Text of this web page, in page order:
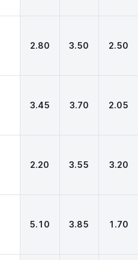
2.80 3.50 2.50
3.45 3.70 2.05
2.20 3.55 3.20
5.10 3.85 1.70